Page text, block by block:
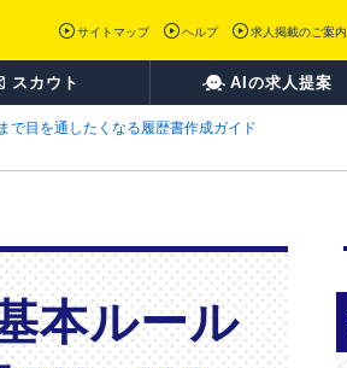
サイトマップ ヘルプ 求人掲載のご案内
スカウト AIの求人提案
で目を通したくなる履歴書作成ガイド
本ルール